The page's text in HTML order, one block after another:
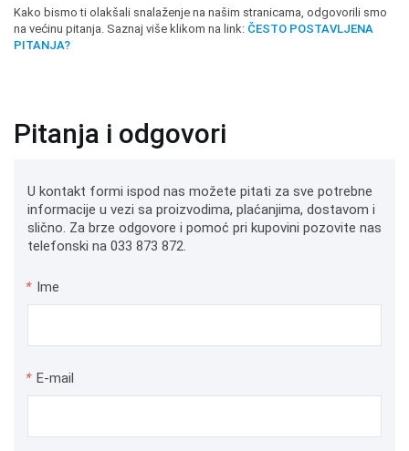
Kako bismo ti olakšali snalaženje na našim stranicama, odgovorili smo
na većinu pitanja. Saznaj više klikom na link: ČESTO POSTAVLJENA
PITANJA?
Pitanja i odgovori
U kontakt formi ispod nas možete pitati za sve potrebne
informacije u vezi sa proizvodima, plaćanjima, dostavom i
slično. Za brze odgovore i pomoć pri kupovini pozovite nas
telefonski na 033 873 872.
* Ime
* E-mail